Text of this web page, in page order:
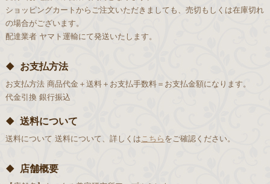
ショッピングカートからご注文いただきましても、売切もしくは在庫切れ
の場合がございます。
配達業者 ヤマト運輸にて発送いたします。
お支払方法
お支払方法 商品代金＋送料＋お支払手数料＝お支払金額になります。
代金引換 銀行振込
送料について
送料について 送料について、詳しくはこちら をご確認ください。
店舗概要